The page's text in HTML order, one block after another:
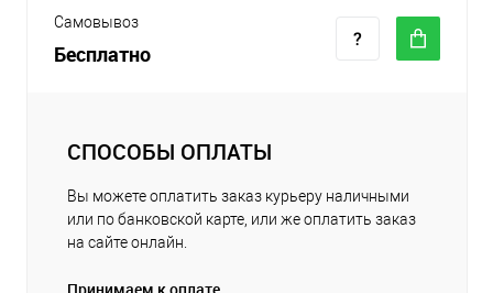
Самовывоз
Бесплатно
СПОСОБЫ ОПЛАТЫ
Вы можете оплатить заказ курьеру наличными
или по банковской карте, или же оплатить заказ
на сайте онлайн.